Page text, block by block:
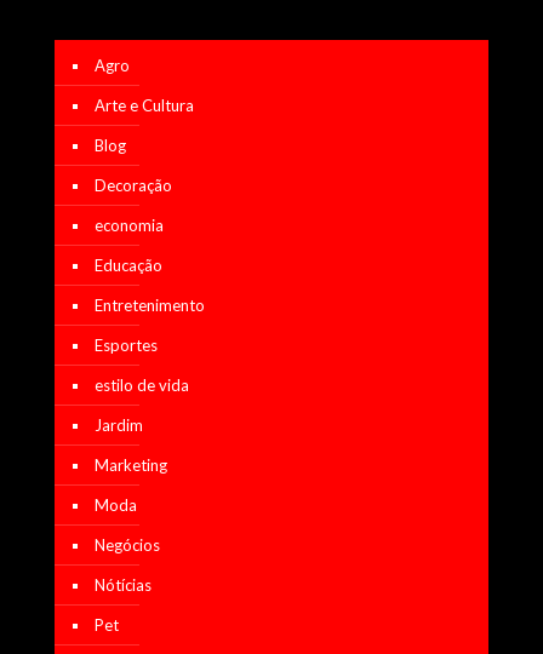
Agro
Arte e Cultura
Blog
Decoração
economia
Educação
Entretenimento
Esportes
estilo de vida
Jardim
Marketing
Moda
Negócios
Nótícias
Pet